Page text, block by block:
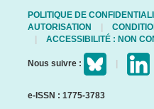
POLITIQUE DE
AUTORISATION
ACCESSIBILITÉ : NON
Nous suivre :
e-ISSN : 1775-3783